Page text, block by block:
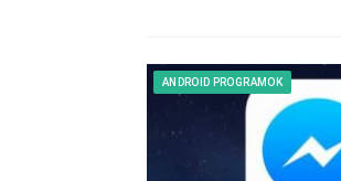
ANDROID PROGRAMOK